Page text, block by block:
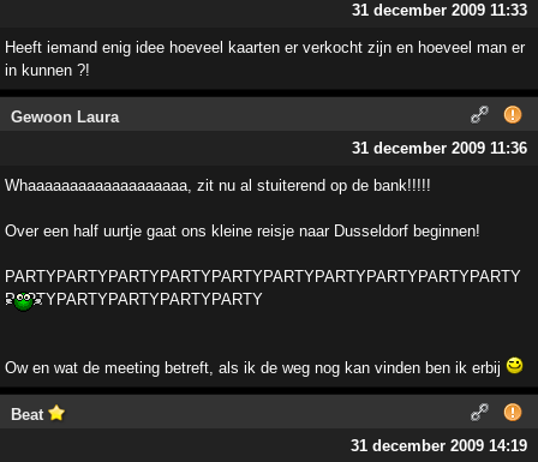
31 december 2009 11:33
Heeft iemand enig idee hoeveel kaarten er verkocht zijn en hoeveel man er
in kunnen ?!
Gewoon Laura
31 december 2009 11:36
Whaaaaaaaaaaaaaaaaaaa, zit nu al stuiterend op de bank!!!!!
Over een half uurtje gaat ons kleine reisje naar Dusseldorf beginnen!
PARTYPARTYPARTYPARTYPARTYPARTYPARTYPARTYPARTYPARTY
PARTYPARTYPARTYPARTYPARTY
Ow en wat de meeting betreft, als ik de weg nog kan vinden ben ik erbij
Beat
31 december 2009 14:19